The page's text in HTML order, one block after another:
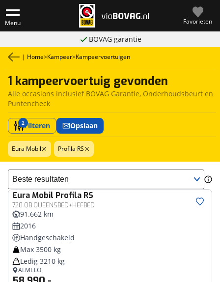
Menu Favorieten
BOVAG garantie
| Home>Kampeer>Kampeervoertuigen
1 kampeervoertuig gevonden
Alle occasions inclusief BOVAG Garantie, Onderhoudsbeurt en
Puntencheck
2Filteren Opslaan
Eura Mobil Profila RS
Sorteer resultaten
Eura Mobil Profila RS
720 QB QUEENSBED+HEFBED
91.662 km
2016
Handgeschakeld
Max 3500 kg
Ledig 3210 kg
ALMELO